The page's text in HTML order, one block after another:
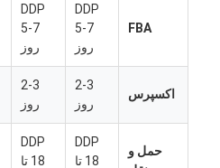
FBA
DDP
5-7
روز
DDP
5-7
روز
اکسپرس
2-3
روز
2-3
روز
حمل و
DDP
18 تا
DDP
18 تا